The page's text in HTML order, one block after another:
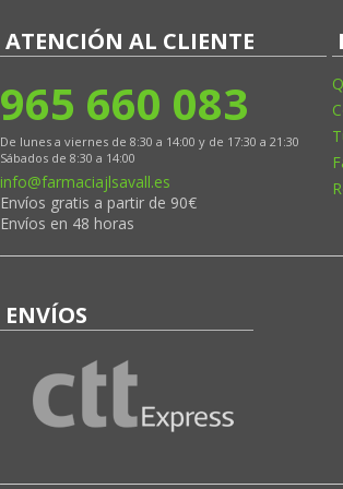
ATENCIÓN AL CLIENTE
965 660 083
De lunes a viernes de 8:30 a 14:00 y de 17:30 a 21:30
Sábados de 8:30 a 14:00
info@farmaciajlsavall.es
Envíos gratis a partir de 90€
Envíos en 48 horas
ENVÍOS